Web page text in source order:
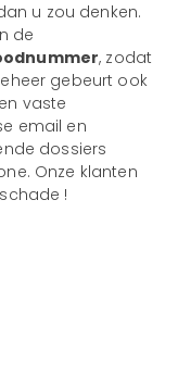
u zou denken.
de
, zodat
gebeurt ook
vaste
email en
dossiers
Onze klanten
!